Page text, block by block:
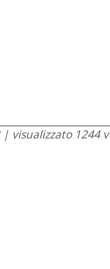
visualizzato 1244